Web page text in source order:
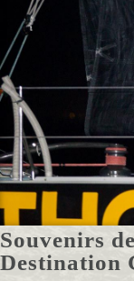
Souvenirs
Destination